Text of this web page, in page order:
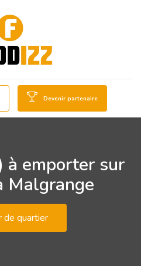
Devenir partenaire
à emporter sur
Malgrange
de quartier